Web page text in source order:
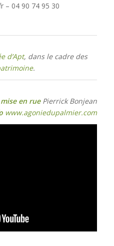
– 04 90 74 95 30
d’Apt, dans le cadre des
.
en ruePierrick Bonjean
www.agoniedupalmier.com